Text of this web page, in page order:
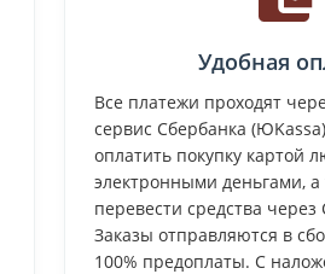
Удобная
Все платежи проходят
сервис Сбербанка
оплатить покупку картой
электронными деньгами,
перевести средства
Заказы отправляются в
100% предоплаты. С